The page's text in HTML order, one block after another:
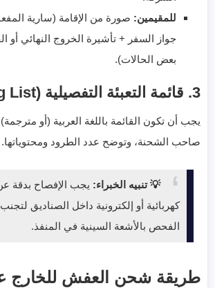
للمقيمين: صورة من الإقامة (سارية
جواز السفر + تأشيرة الخروج النهائي أو
بعض الحالات).
3. قائمة التعبئة التفصيلية (Packing List)
يجب أن تكون القائمة باللغة العربية (أو
صاحب الشحنة، وتوضح عدد الطرود ومحتوياتها.
💡 تنبيه الخبراء: يجب الإفصاح بدقة
كهربائية أو إلكترونية داخل الصناديق لتجنب
الفحص بالأشعة السينية في المنفذ.
طريقة شحن العفش للخارج